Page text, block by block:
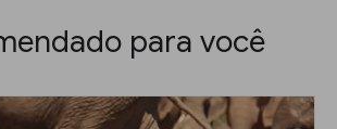
para você